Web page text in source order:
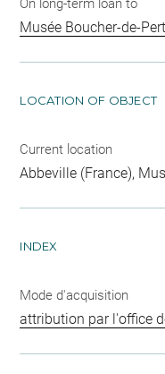
On long-term loan to
Musée Boucher-de-
LOCATION OF OBJECT
Current location
Abbeville (France),
INDEX
Mode d'acquisition
attribution par l'office